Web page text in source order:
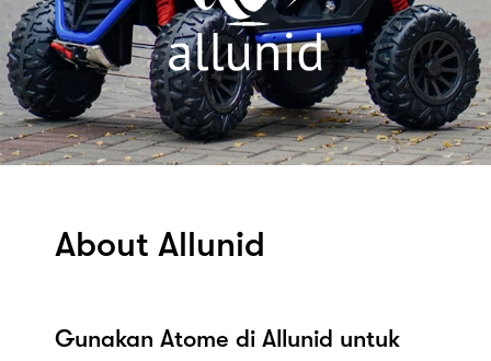
About Allunid
Gunakan Atome di Allunid untuk